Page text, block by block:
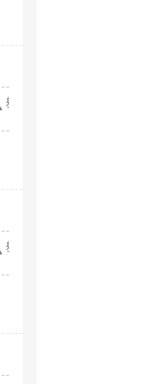
舉
舉